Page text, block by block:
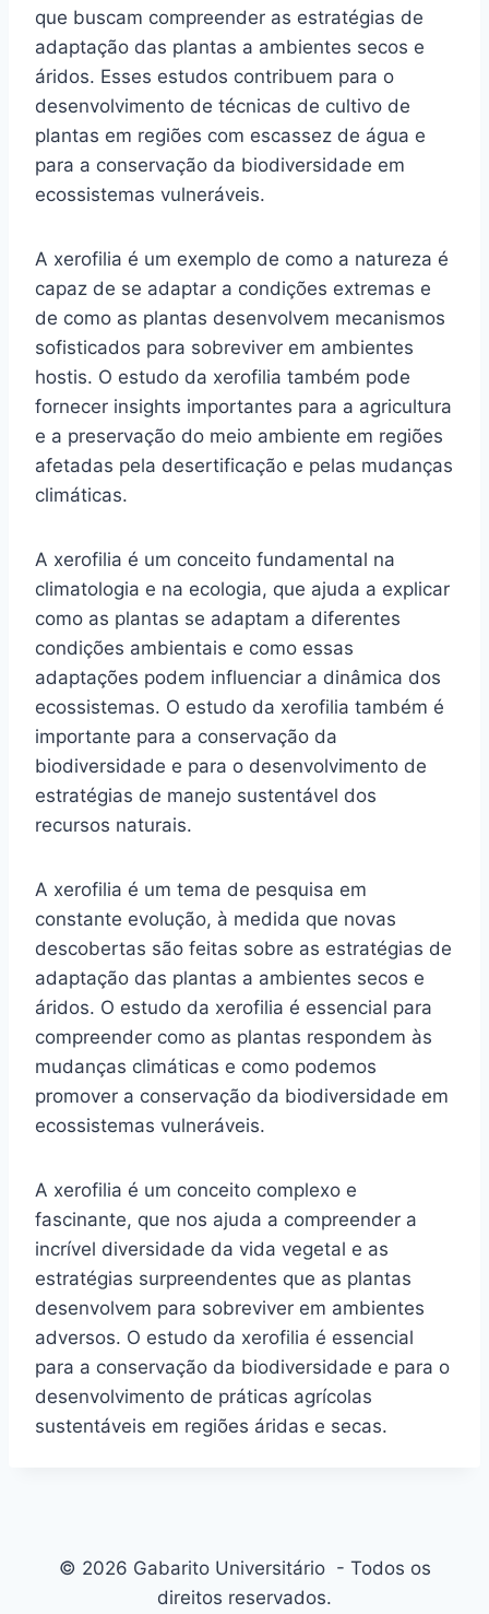
que buscam compreender as estratégias de
adaptação das plantas a ambientes secos e
áridos. Esses estudos contribuem para o
desenvolvimento de técnicas de cultivo de
plantas em regiões com escassez de água e
para a conservação da biodiversidade em
ecossistemas vulneráveis.
A xerofilia é um exemplo de como a natureza é
capaz de se adaptar a condições extremas e
de como as plantas desenvolvem mecanismos
sofisticados para sobreviver em ambientes
hostis. O estudo da xerofilia também pode
fornecer insights importantes para a agricultura
e a preservação do meio ambiente em regiões
afetadas pela desertificação e pelas mudanças
climáticas.
A xerofilia é um conceito fundamental na
climatologia e na ecologia, que ajuda a explicar
como as plantas se adaptam a diferentes
condições ambientais e como essas
adaptações podem influenciar a dinâmica dos
ecossistemas. O estudo da xerofilia também é
importante para a conservação da
biodiversidade e para o desenvolvimento de
estratégias de manejo sustentável dos
recursos naturais.
A xerofilia é um tema de pesquisa em
constante evolução, à medida que novas
descobertas são feitas sobre as estratégias de
adaptação das plantas a ambientes secos e
áridos. O estudo da xerofilia é essencial para
compreender como as plantas respondem às
mudanças climáticas e como podemos
promover a conservação da biodiversidade em
ecossistemas vulneráveis.
A xerofilia é um conceito complexo e
fascinante, que nos ajuda a compreender a
incrível diversidade da vida vegetal e as
estratégias surpreendentes que as plantas
desenvolvem para sobreviver em ambientes
adversos. O estudo da xerofilia é essencial
para a conservação da biodiversidade e para o
desenvolvimento de práticas agrícolas
sustentáveis em regiões áridas e secas.
© 2026 Gabarito Universitário - Todos os
direitos reservados.